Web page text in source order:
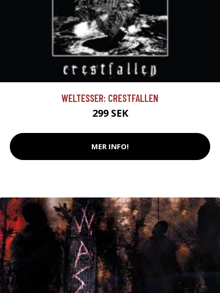
WELTESSER: CRESTFALLEN
299 SEK
MER INFO!